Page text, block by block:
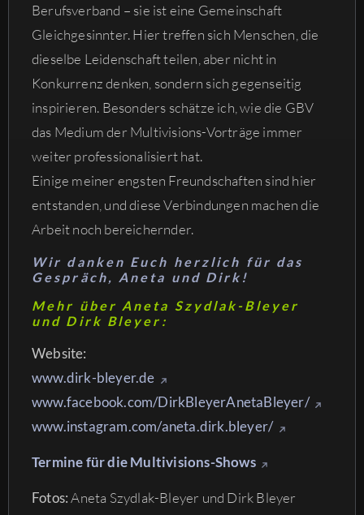
Berufsverband – sie ist eine Gemeinschaft
Gleichgesinnter. Hier treffen sich Menschen, die
dieselbe Leidenschaft teilen, aber nicht in
Konkurrenz denken, sondern sich gegenseitig
inspirieren. Besonders schätze ich, wie die GBV
das Medium der Multivisions-Vorträge immer
weiter professionalisiert hat.
Einige meiner engsten Freundschaften sind hier
entstanden, und diese Verbindungen machen die
Arbeit noch bereichernder.
Wir danken Euch herzlich für das
Gespräch, Aneta und Dirk!
Mehr über Aneta Szydlak-Bleyer
und Dirk Bleyer:
Website:
www.dirk-bleyer.de
www.facebook.com/DirkBleyerAnetaBleyer/
www.instagram.com/aneta.dirk.bleyer/
Termine für die Multivisions-Shows
Fotos:Aneta Szydlak-Bleyer und Dirk Bleyer